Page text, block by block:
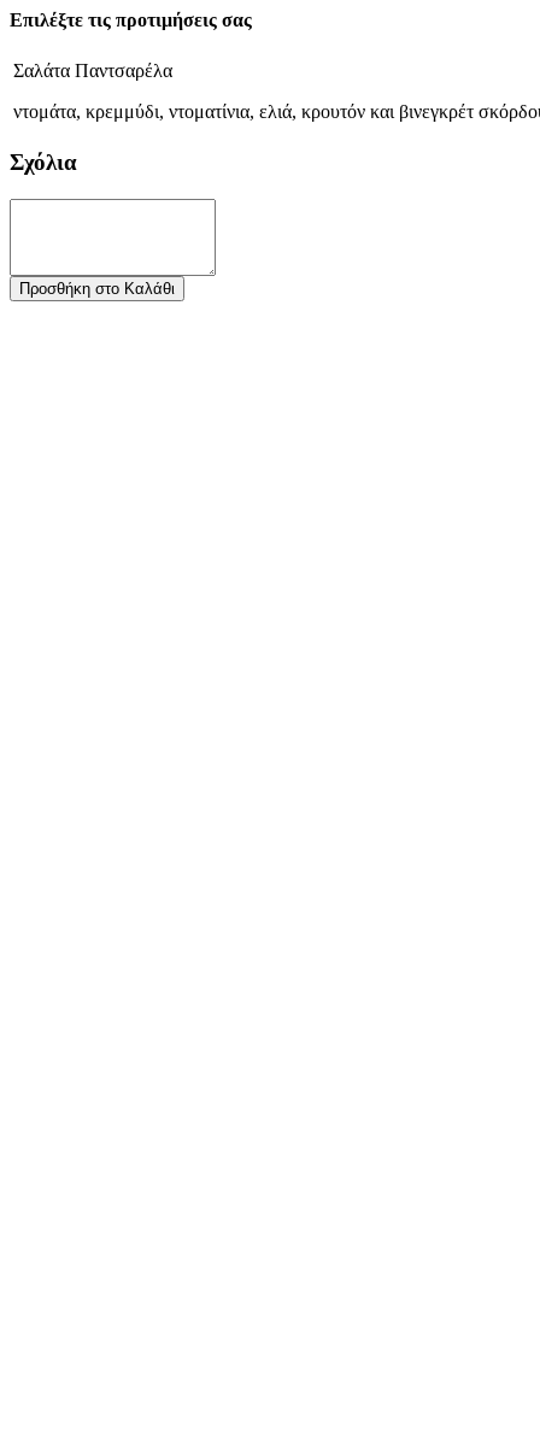
Επιλέξτε τις προτιμήσεις σας
Σαλάτα Παντσαρέλα
ντομάτα, κρεμμύδι, ντοματίνια, ελιά, κρουτόν και βινεγκρέτ
Σχόλια